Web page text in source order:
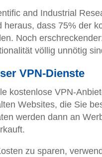
and Industrial
dass 75% der
Noch
völlig unnötig
VPN-Dienste
kostenlose VPN-
Websites, die Sie
werden dann an
zu sparen,